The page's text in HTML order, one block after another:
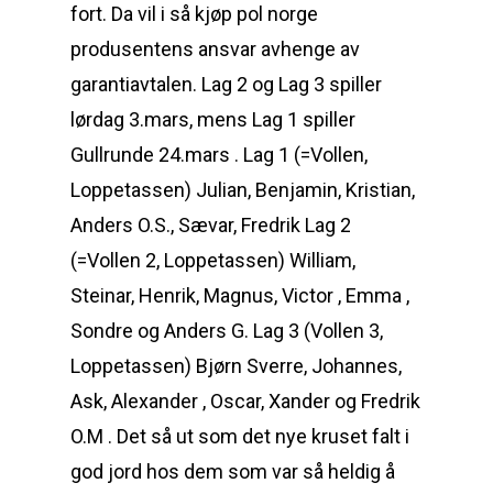
fort. Da vil i så kjøp pol norge
produsentens ansvar avhenge av
garantiavtalen. Lag 2 og Lag 3 spiller
lørdag 3.mars, mens Lag 1 spiller
Gullrunde 24.mars . Lag 1 (=Vollen,
Loppetassen) Julian, Benjamin, Kristian,
Anders O.S., Sævar, Fredrik Lag 2
(=Vollen 2, Loppetassen) William,
Steinar, Henrik, Magnus, Victor , Emma ,
Sondre og Anders G. Lag 3 (Vollen 3,
Loppetassen) Bjørn Sverre, Johannes,
Ask, Alexander , Oscar, Xander og Fredrik
O.M . Det så ut som det nye kruset falt i
god jord hos dem som var så heldig å